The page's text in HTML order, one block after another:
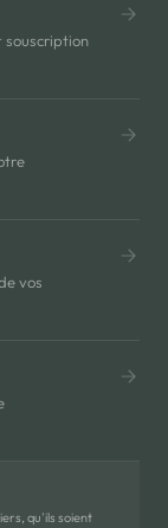
souscription
vos
qu'ils soient